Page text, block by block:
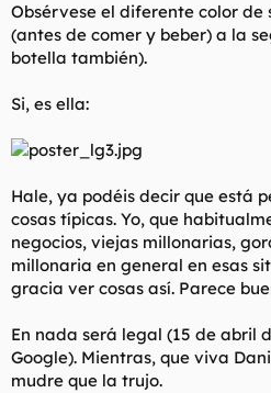
Obsérvese el diferente color
(antes de comer y beber) a la
botella también).
Si, es ella:
Hale, ya podéis decir que está
cosas típicas. Yo, que
negocios, viejas millonarias,
millonaria en general en esas
gracia ver cosas así. Parece
En nada será legal (15 de abril
Google). Mientras, que viva
mudre que la trujo.